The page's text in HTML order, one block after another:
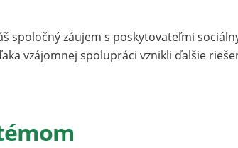
spoločný záujem s poskytovateľmi
vzájomnej spolupráci vznikli ďalšie